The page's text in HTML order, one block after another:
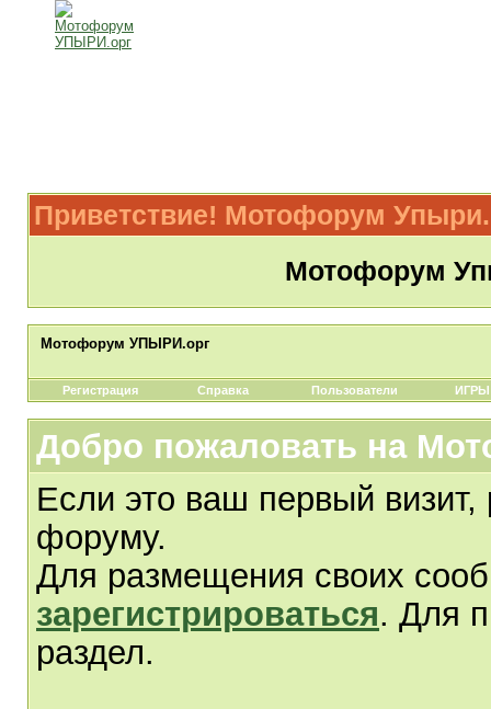
Приветствие! Мотофорум
Мотофорум
Мотофорум УПЫРИ.орг
Регистрация Справка Пользователи ИГРЫ
Добро пожаловать на
Если это ваш первый
форуму.
Для размещения своих
зарегистрироваться. Для
раздел.